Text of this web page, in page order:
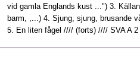
vid gamla Englands kust ...") 3.
barm, ,...) 4. Sjung, sjung, brusande
5. En liten fågel //// (forts) //// SVA A